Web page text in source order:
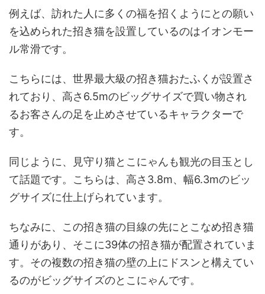
例えば、訪れた人に多くの福を招くようにとの願い
を込められた招き猫を設置しているのはイオンモー
ル常滑です。
こちらには、世界最大級の招き猫おたふくが設置さ
れており、高さ6.5mのビッグサイズで買い物され
るお客さんの足を止めさせているキャラクターで
す。
同じように、見守り猫とこにゃんも観光の目玉とし
て話題です。こちらは、高さ3.8m、幅6.3mのビッ
グサイズに仕上げられています。
ちなみに、この招き猫の目線の先にとこなめ招き猫
通りがあり、そこに39体の招き猫が配置されていま
す。その複数の招き猫の壁の上にドスンと構えてい
るのがビッグサイズのとこにゃんです。